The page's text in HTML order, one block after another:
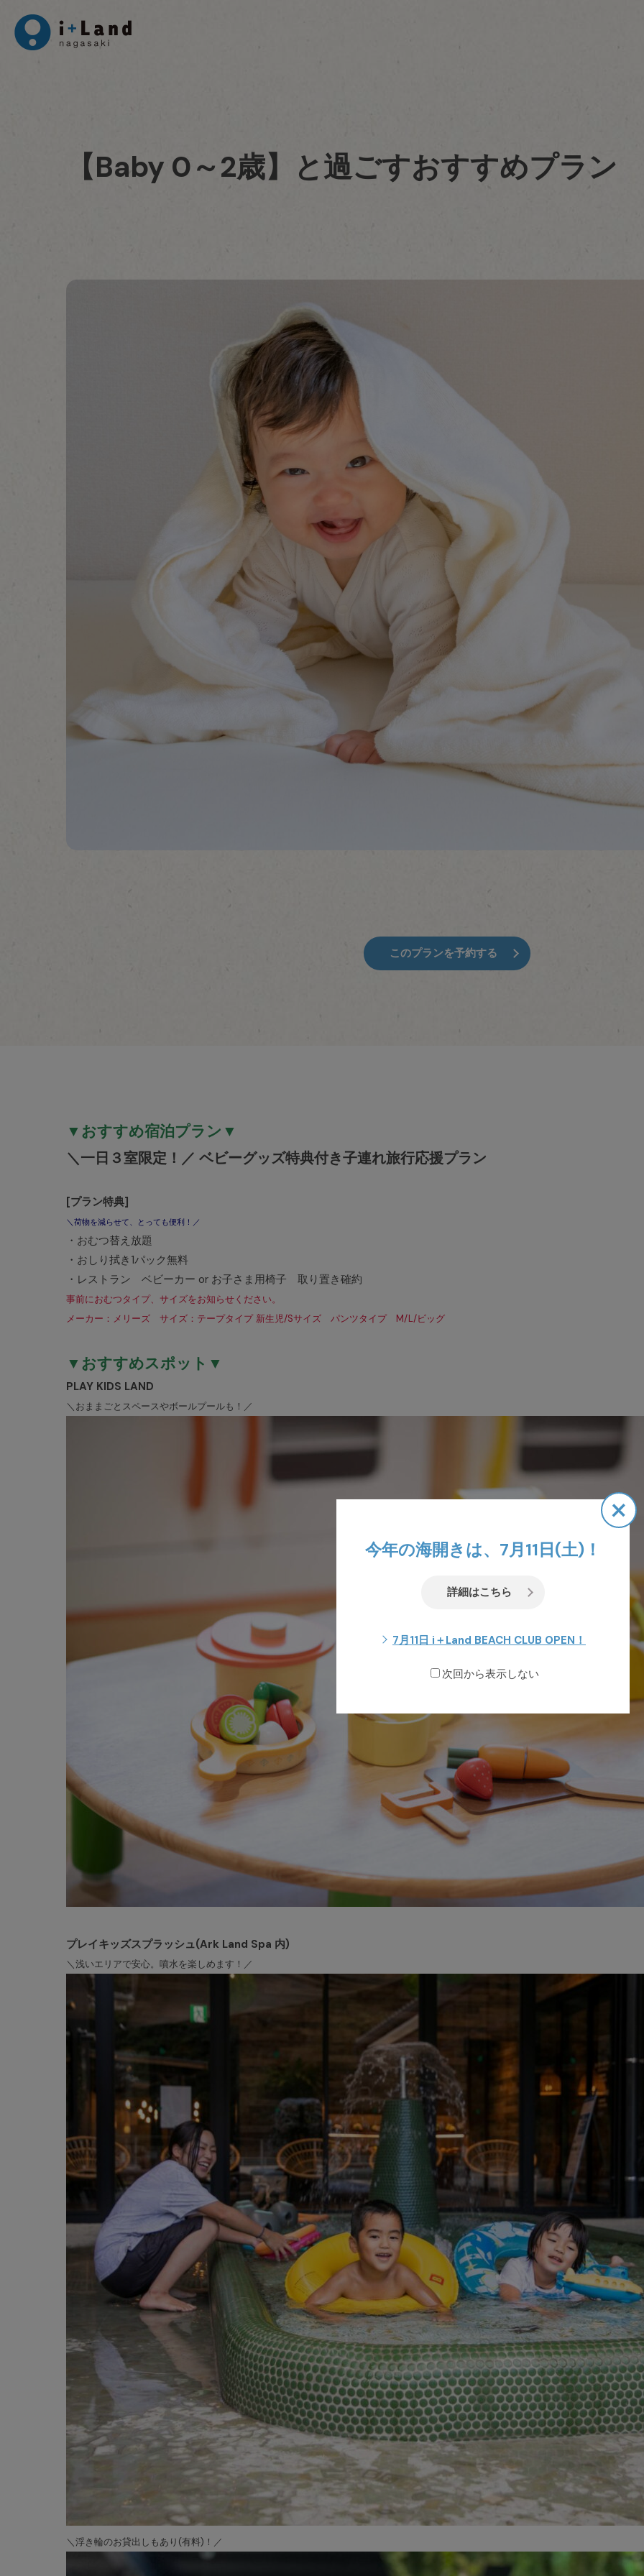
【Baby 0～2歳】と過ごすおすすめプラン
このプランを予約する
▼おすすめ宿泊プラン▼
＼一日３室限定！／ ベビーグッズ特典付き子連れ旅行応援プラン
[プラン特典]
＼荷物を減らせて、とっても便利！／
・おむつ替え放題
・おしり拭き1パック無料
・レストラン ベビーカー or お子さま用椅子 取り置き確約
事前におむつタイプ、サイズをお知らせください。
メーカー：メリーズ サイズ：テープタイプ 新生児/Sサイズ パンツタイプ M/L/ビッグ
▼おすすめスポット▼
PLAY KIDS LAND
＼おままごとスペースやボールプールも！／
プレイキッズスプラッシュ(Ark Land Spa 内)
＼浅いエリアで安心。噴水を楽しめます！／
＼浮き輪のお貸出しもあり(有料)！／
今年の海開きは、7月11日(土)！
詳細はこちら
7月11日 i＋Land BEACH CLUB OPEN！
次回から表示しない
×